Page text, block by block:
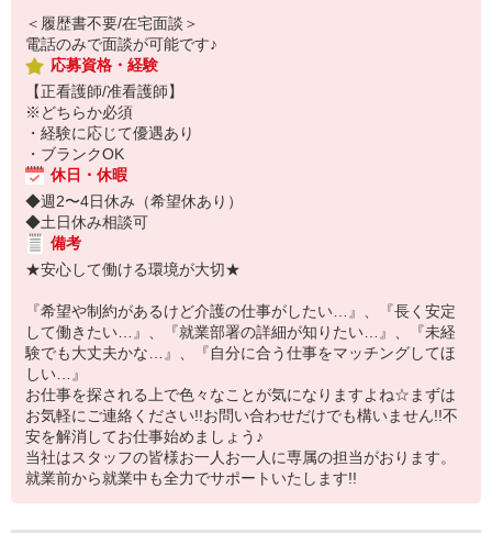
＜履歴書不要/在宅面談＞
電話のみで面談が可能です♪
応募資格・経験
【正看護師/准看護師】
※どちらか必須
・経験に応じて優遇あり
・ブランクOK
休日・休暇
◆週2〜4日休み（希望休あり）
◆土日休み相談可
備考
★安心して働ける環境が大切★
『希望や制約があるけど介護の仕事がしたい…』、『長く安定
して働きたい…』、『就業部署の詳細が知りたい…』、『未経
験でも大丈夫かな…』、『自分に合う仕事をマッチングしてほ
しい…』
お仕事を探される上で色々なことが気になりますよね☆まずは
お気軽にご連絡ください!!お問い合わせだけでも構いません!!不
安を解消してお仕事始めましょう♪
当社はスタッフの皆様お一人お一人に専属の担当がおります。
就業前から就業中も全力でサポートいたします!!